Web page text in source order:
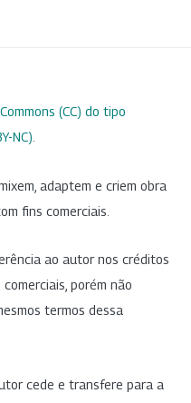
(CC) do tipo
NC)
adaptem e criem obra
fins comerciais.
ao autor nos créditos
porém não
termos dessa
cede e transfere para a